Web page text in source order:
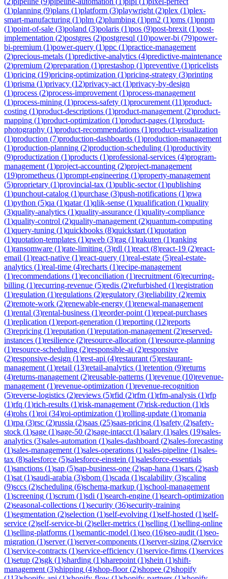
(1)planning (9)plans (1)platform (3)playwright (2)plex (1)plex-
smart-manufacturing (1)plm (2)plumbing (1)pm2 (1)pms (1)pnpm
(1)point-of-sale (3)poland (3)polaris (1)pos (9)post-brexit (1)post-
implementation (2)postgres (2)postgresql (10)power-bi (79)power-
bi-premium (1)power-query (1)ppc (1)practice-management
(2)precious-metals (1)predictive-analytics (4)predictive-maintenance
(2)premium (2)preparation (1)prestashop (1)preventive (1)pricelists
(1)pricing (19)pricing-optimization (1)pricing-strategy (3)printing
(1)prisma (1)privacy (12)privacy-act (1)privacy-by-design
(1)process (2)process-improvement (1)process-management
(1)process-mining (1)process-safety (1)procurement (11)product-
costing (1)product-descriptions (1)product-management (2)product-
mapping (1)product-optimization (1)product-pages (1)product-
photography (1)product-recommendations (1)product-visualization
(1)production (7)production-dashboards (1)production-management
(1)production-planning (2)production-scheduling (1)productivity
(9)productization (1)products (1)professional-services (4)program-
management (1)project-accounting (2)project-management
(19)prometheus (1)prompt-engineering (1)property-management
(5)proprietary (1)provincial-tax (1)public-sector(1)publishing
(1)punchout-catalog (1)purchase (3)push-notifications (1)pwa
(1)python (5)qa (1)qatar(1)qlik-sense (1)qualification (1)quality
(3)quality-analytics (1)quality-assurance (1)quality-compliance
(1)quality-control (2)quality-management (2)quantum-computing
(1)query-tuning (1)quickbooks (8)quickstart (1)quotation
(1)quotation-templates (1)qweb (3)rag (1)rakuten (1)ranking
(1)ransomware (1)rate-limiting (3)rdl (1)react (8)react-19 (2)react-
email (1)react-native (1)react-query (1)real-estate (5)real-estate-
analytics (1)real-time (4)recharts (1)recipe-management
(1)recommendations (1)reconciliation (1)recruitment (6)recurring-
billing (1)recurring-revenue (5)redis (2)refurbished (1)registration
(1)regulation (1)regulations (2)regulatory (3)reliability (2)remix
(2)remote-work (2)renewable-energy (1)renewal-management
(1)rental (3)rental-business (1)reorder-point (1)repeat-purchases
(1)replication (1)report-generation (1)reporting (12)reports
(3)repricing (1)reputation (1)reputation-management (2)reserved-
instances (1)resilience (2)resource-allocation (1)resource-planning
(1)resource-scheduling (2)responsible-ai (2)responsive
(2)responsive-design (1)rest-api (4)restaurant (5)restaurant-
management (1)retail (13)retail-analytics (1)retention (9)returns
(4)returns-management (2)reusable-patterns (1)revenue (10)revenue-
management (1)revenue-optimization (1)revenue-recognition
(5)reverse-logistics (2)reviews (5)rfid (2)rfm (1)rfm-analysis (1)rfp
(1)rfq (1)rich-results (1)risk-management (7)risk-reduction (1)rls
(4)rohs (1)roi (34)roi-optimization (1)rolling-update (1)romania
(1)rpa (3)rsc (2)russia (2)saas (25)saas-pricing (1)safety (2)safety-
stock (1)sage (1)sage-50 (2)sage-intacct (1)salary (1)sales (19)sales-
analytics (3)sales-automation (1)sales-dashboard (2)sales-forecasting
(1)sales-management (1)sales-operations (1)sales-pipeline (1)sales-
tax (8)salesforce (5)salesforce-einstein (1)salesforce-essentials
(1)sanctions (1)sap (5)sap-business-one (2)sap-hana (1)sars (2)sasb
(1)sat (1)saudi-arabia (3)sbom (1)scada (1)scalability (3)scaling
(9)sccs (2)scheduling (6)schema-markup (1)school-management
(1)screening (1)scrum (1)sdi (1)search-engine (1)search-optimization
(2)seasonal-collections (1)security (36)security-training
(1)segmentation (2)selection (1)self-evolving (1)self-hosted (1)self-
service (2)self-service-bi (2)seller-metrics (1)selling (1)selling-online
(1)selling-platforms (1)semantic-model (1)seo (16)seo-audit (1)seo-
migration (1)server(1)server-components (1)server-sizing (2)service
(1)service-contracts (1)service-efficiency (1)service-firms (1)services
(1)setup (2)sgk (1)sharding (1)sharepoint (1)shein (1)shift-
management (3)shipping (4)shop-floor(2)shopee (2)shopify